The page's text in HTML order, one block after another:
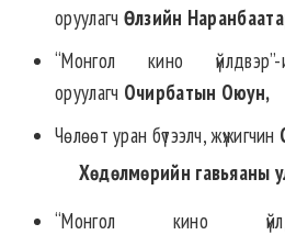
оруулагч Өлзийн
“Монгол кино
оруулагч Очирбатын Оюун,
Чөлөөт уран бүтээлч, жүжигчин
Хөдөлмөрийн гавьяаны
“Монгол кино